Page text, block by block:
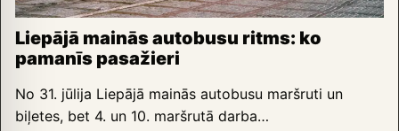
Liepājā mainās autobusu ritms: ko
pamanīs pasažieri
No 31. jūlija Liepājā mainās autobusu maršruti un
biļetes, bet 4. un 10. maršrutā darba…